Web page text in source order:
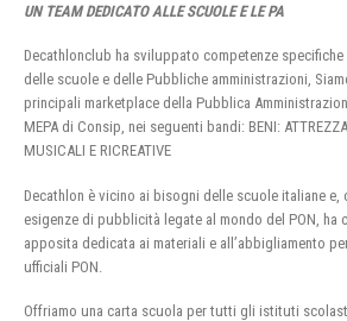
UN TEAM DEDICATO ALLE SCUOLE E LE PA
Decathlonclub ha sviluppato competenze
delle scuole e delle Pubbliche amministrazioni,
principali marketplace della Pubblica
MEPA di Consip, nei seguenti bandi: BENI:
MUSICALI E RICREATIVE
Decathlon è vicino ai bisogni delle scuole italiane e,
esigenze di pubblicità legate al mondo del PON, ha
apposita dedicata ai materiali e all’abbigliamento
ufficiali PON.
Offriamo una carta scuola per tutti gli istituti